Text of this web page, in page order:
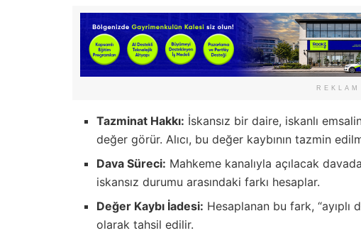
REKLAM
Tazminat Hakkı: İskansız bir daire, iskanlı
değer görür. Alıcı, bu değer kaybının tazmin
Dava Süreci: Mahkeme kanalıyla açılacak
iskansız durumu arasındaki farkı hesaplar.
Değer Kaybı İadesi: Hesaplanan bu fark, “ayıplı
olarak tahsil edilir.